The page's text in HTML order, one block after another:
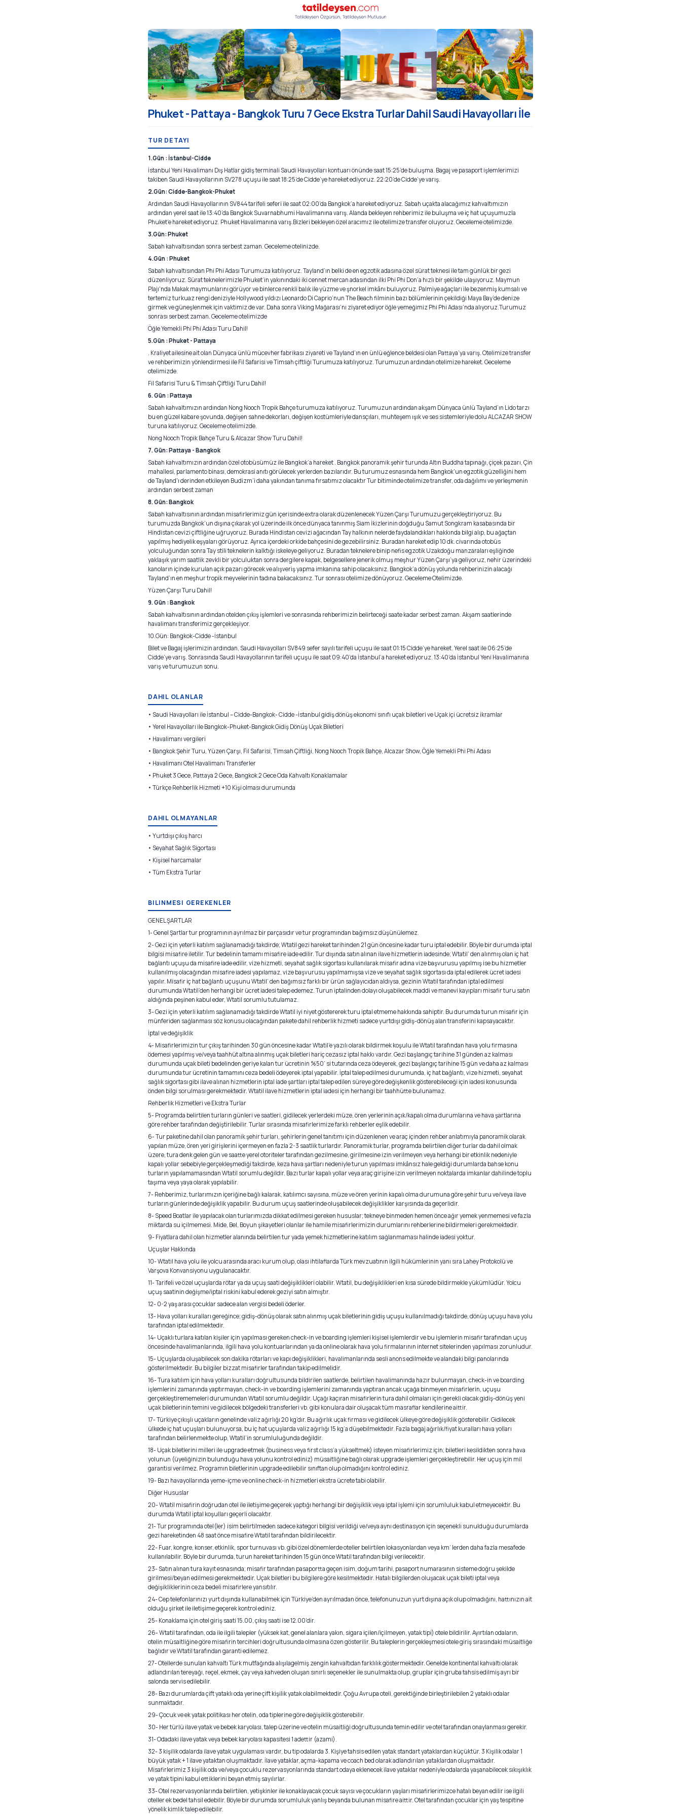
Phuket - Pattaya - Bangkok Turu 7 Gece Ekstra Turlar Dahil Saudi Havayolları İle
TUR DETAYI
1.Gün : İstanbul-Cidde
İstanbul Yeni Havalimanı Dış Hatlar gidiş terminali Saudi Havayolları kontuarı önünde saat 15:25’de buluşma. Bagaj ve pasaport işlemlerimizi
takiben Saudi Havayollarının SV278 uçuşu ile saat 18:25’de Cidde’ye hareket ediyoruz. 22:20’de Cidde’ye varış.
2.Gün: Cidde-Bangkok-Phuket
Ardından Saudi Havayollarının SV844 tarifeli seferi ile saat 02:00’da Bangkok’a hareket ediyoruz. Sabah uçakta alacağımız kahvaltımızın
ardından yerel saat ile 13:40’da Bangkok Suvarnabhumi Havalimanına varış. Alanda bekleyen rehberimiz ile buluşma ve iç hat uçuşumuzla
Phuket’e hareket ediyoruz. Phuket Havalimanına varış.Bizleri bekleyen özel aracımız ile otelimize transfer oluyoruz. Geceleme otelimizde.
3.Gün: Phuket
Sabah kahvaltısından sonra serbest zaman. Geceleme otelinizde.
4.Gün : Phuket
Sabah kahvaltısından Phi Phi Adası Turumuza katılıyoruz. Tayland’ın belki de en egzotik adasına özel sürat teknesi ile tam günlük bir gezi
düzenliyoruz. Sürat teknelerimizle Phuket’in yakınındaki iki cennet mercan adasından ilki Phi Phi Don’a hızlı bir şekilde ulaşıyoruz. Maymun
Plajı'nda Makak maymunlarını görüyor ve binlerce renkli balık ile yüzme ve şnorkel imkânı buluyoruz. Palmiye ağaçları ile bezenmiş kumsalı ve
tertemiz turkuaz rengi deniziyle Hollywood yıldızı Leonardo Di Caprio’nun The Beach filminin bazı bölümlerinin çekildiği Maya Bay’de denize
girmek ve güneşlenmek için vaktimiz de var. Daha sonra Viking Mağarası’nı ziyaret ediyor öğle yemeğimiz Phi Phi Adası’nda alıyoruz.Turumuz
sonrası serbest zaman. Geceleme otelimizde
Öğle Yemekli Phi Phi Adası Turu Dahil!
5.Gün : Phuket - Pattaya
. Kraliyet ailesine ait olan Dünyaca ünlü mücevher fabrikası ziyareti ve Tayland’ın en ünlü eğlence beldesi olan Pattaya’ya varış. Otelimize transfer
ve rehberimizin yönlendirmesi ile Fil Safarisi ve Timsah çiftliği Turumuza katılıyoruz. Turumuzun ardından otelimize hareket. Geceleme
otelimizde.
Fil Safarisi Turu & Timsah Çiftliği Turu Dahil!
6. Gün : Pattaya
Sabah kahvaltımızın ardından Nong Nooch Tropik Bahçe turumuza katılıyoruz. Turumuzun ardından akşam Dünyaca ünlü Tayland’ın Lido tarzı
bu en güzel kabare şovunda, değişen sahne dekorları, değişen kostümleriyle dansçıları, muhteşem ışık ve ses sistemleriyle dolu ALCAZAR SHOW
turuna katılıyoruz. Geceleme otelimizde.
Nong Nooch Tropik Bahçe Turu & Alcazar Show Turu Dahil!
7. Gün: Pattaya - Bangkok
Sabah kahvaltımızın ardından özel otobüsümüz ile Bangkok’a hareket . Bangkok panoramik şehir turunda Altın Buddha tapınağı, çiçek pazarı, Çin
mahallesi, parlamento binası, demokrasi anıtı görülecek yerlerden bazılarıdır. Bu turumuz esnasında hem Bangkok'un egzotik güzelliğini hem
de Tayland'ı derinden etkileyen Budizm’i daha yakından tanıma fırsatımız olacaktır Tur bitiminde otelimize transfer, oda dağılımı ve yerleşmenin
ardından serbest zaman
8. Gün: Bangkok
Sabah kahvaltısının ardından misafirlerimiz gün içerisinde extra olarak düzenlenecek Yüzen Çarşı Turumuzu gerçekleştiriyoruz. Bu
turumuzda Bangkok’un dışına çıkarak yol üzerinde ilk önce dünyaca tanınmış Siam İkizlerinin doğduğu Samut Songkram kasabasında bir
Hindistan cevizi çiftliğine uğruyoruz. Burada Hindistan cevizi ağacından Tay halkının nelerde faydalandıkları hakkında bilgi alıp, bu ağaçtan
yapılmış hediyelik eşyaları görüyoruz. Ayrıca içerdeki orkide bahçesini de gezebilirsiniz. Buradan hareket edip 10 dk. civarında otobüs
yolculuğundan sonra Tay stili teknelerin kalktığı iskeleye geliyoruz. Buradan teknelere binip nefis egzotik Uzakdoğu manzaraları eşliğinde
yaklaşık yarım saatlik zevkli bir yolculuktan sonra dergilere kapak, belgesellere jenerik olmuş meşhur Yüzen Çarşı’ya geliyoruz, nehir üzerindeki
kanoların içinde kurulan açık pazarı görecek ve alışveriş yapma imkanına sahip olacaksınız. Bangkok’a dönüş yolunda rehberinizin alacağı
Tayland’ın en meşhur tropik meyvelerinin tadına bakacaksınız. Tur sonrası otelimize dönüyoruz. Geceleme Otelimizde.
Yüzen Çarşı Turu Dahil!
9. Gün : Bangkok
Sabah kahvaltısının ardından otelden çıkış işlemleri ve sonrasında rehberimizin belirteceği saate kadar serbest zaman. Akşam saatlerinde
havalimanı transferimiz gerçekleşiyor.
10.Gün: Bangkok-Cidde -İstanbul
Bilet ve Bagaj işlerimizin ardından, Saudi Havayolları SV849 sefer sayılı tarifeli uçuşu ile saat 01:15 Cidde’ye hareket. Yerel saat ile 06:25’de
Cidde’ye varış. Sonrasında Saudi Havayollarının tarifeli uçuşu ile saat 09:40’da İstanbul’a hareket ediyoruz. 13:40’da İstanbul Yeni Havalimanına
varış ve turumuzun sonu.
DAHIL OLANLAR
• Saudi Havayolları ile İstanbul – Cidde-Bangkok- Cidde -İstanbul gidiş dönüş ekonomi sınıfı uçak biletleri ve Uçak içi ücretsiz ikramlar
• Yerel Havayolları ile Bangkok-Phuket-Bangkok Gidiş Dönüş Uçak Biletleri
• Havalimanı vergileri
• Bangkok Şehir Turu, Yüzen Çarşı, Fil Safarisi, Timsah Çiftliği, Nong Nooch Tropik Bahçe, Alcazar Show, Öğle Yemekli Phi Phi Adası
• Havalimanı Otel Havalimanı Transferler
• Phuket 3 Gece, Pattaya 2 Gece, Bangkok 2 Gece Oda Kahvaltı Konaklamalar
• Türkçe Rehberlik Hizmeti +10 Kişi olması durumunda
DAHIL OLMAYANLAR
• Yurtdışı çıkış harcı
• Seyahat Sağlık Sigortası
• Kişisel harcamalar
• Tüm Ekstra Turlar
BILINMESI GEREKENLER
GENEL ŞARTLAR
1- Genel Şartlar tur programının ayrılmaz bir parçasıdır ve tur programından bağımsız düşünülemez.
2- Gezi için yeterli katılım sağlanamadığı takdirde; Wtatil gezi hareket tarihinden 21 gün öncesine kadar turu iptal edebilir. Böyle bir durumda iptal
bilgisi misafire iletilir. Tur bedelinin tamamı misafire iade edilir. Tur dışında satın alınan ilave hizmetlerin iadesinde; Wtatil’ den alınmış olan iç hat
bağlantı uçuşu da misafire iade edilir, vize hizmeti, seyahat sağlık sigortası kullanılarak misafir adına vize başvurusu yapılmış ise bu hizmetler
kullanılmış olacağından misafire iadesi yapılamaz, vize başvurusu yapılmamışsa vize ve seyahat sağlık sigortası da iptal edilerek ücret iadesi
yapılır. Misafir iç hat bağlantı uçuşunu Wtatil’ den bağımsız farklı bir ürün sağlayıcıdan aldıysa, gezinin Wtatil tarafından iptal edilmesi
durumunda Wtatil’den herhangi bir ücret iadesi talep edemez. Turun iptalinden dolayı oluşabilecek maddi ve manevi kayıpları misafir turu satın
aldığında peşinen kabul eder, Wtatil sorumlu tutulamaz.
3- Gezi için yeterli katılım sağlanamadığı takdirde Wtatil iyi niyet göstererek turu iptal etmeme hakkında sahiptir. Bu durumda turun misafir için
münferiden sağlanması söz konusu olacağından pakete dahil rehberlik hizmeti sadece yurtdışı gidiş-dönüş alan transferini kapsayacaktır.
İptal ve değişiklik
4- Misafirlerimizin tur çıkış tarihinden 30 gün öncesine kadar Wtatil’e yazılı olarak bildirmek koşulu ile Wtatil tarafından hava yolu firmasına
ödemesi yapılmış ve/veya taahhüt altına alınmış uçak biletleri hariç cezasız iptal hakkı vardır. Gezi başlangıç tarihine 31 günden az kalması
durumunda uçak bileti bedelinden geriye kalan tur ücretinin %50’ si tutarında ceza ödeyerek, gezi başlangıç tarihine 15 gün ve daha az kalması
durumunda tur ücretinin tamamını ceza bedeli ödeyerek iptal yapabilir. İptal talep edilmesi durumunda, iç hat bağlantı, vize hizmeti, seyahat
sağlık sigortası gibi ilave alınan hizmetlerin iptal iade şartları iptal talep edilen süreye göre değişkenlik gösterebileceği için iadesi konusunda
önden bilgi sorulması gerekmektedir. Wtatil ilave hizmetlerin iptal iadesi için herhangi bir taahhütte bulunamaz.
Rehberlik Hizmetleri ve Ekstra Turlar
5- Programda belirtilen turların günleri ve saatleri, gidilecek yerlerdeki müze, ören yerlerinin açık/kapalı olma durumlarına ve hava şartlarına
göre rehber tarafından değiştirilebilir. Turlar sırasında misafirlerimize farklı rehberler eşlik edebilir.
6- Tur paketine dahil olan panoramik şehir turları, şehirlerin genel tanıtımı için düzenlenen ve araç içinden rehber anlatımıyla panoramik olarak
yapılan müze, ören yeri girişlerini içermeyen en fazla 2-3 saatlik turlardır. Panoramik turlar, programda belirtilen diğer turlar da dahil olmak
üzere, tura denk gelen gün ve saatte yerel otoriteler tarafından gezilmesine, girilmesine izin verilmeyen veya herhangi bir etkinlik nedeniyle
kapalı yollar sebebiyle gerçekleşmediği takdirde, keza hava şartları nedeniyle turun yapılması imkânsız hale geldiği durumlarda bahse konu
turların yapılamamasından Wtatil sorumlu değildir. Bazı turlar kapalı yollar veya araç girişine izin verilmeyen noktalarda imkanlar dahilinde toplu
taşıma veya yaya olarak yapılabilir.
7- Rehberimiz, turlarımızın içeriğine bağlı kalarak, katılımcı sayısına, müze ve ören yerinin kapalı olma durumuna göre şehir turu ve/veya ilave
turların günlerinde değişiklik yapabilir. Bu durum uçuş saatlerinde oluşabilecek değişiklikler karşısında da geçerlidir.
8- Speed Boatlar ile yapılacak olan turlarımızda dikkat edilmesi gereken hususlar; tekneye binmeden hemen önce ağır yemek yenmemesi ve fazla
miktarda su içilmemesi. Mide, Bel, Boyun şikayetleri olanlar ile hamile misafirlerimizin durumlarını rehberlerine bildirmeleri gerekmektedir.
9- Fiyatlara dahil olan hizmetler alanında belirtilen tur yada yemek hizmetlerine katılım sağlanmaması halinde iadesi yoktur.
Uçuşlar Hakkında
10- Wtatil hava yolu ile yolcu arasında aracı kurum olup, olası ihtilaflarda Türk mevzuatının ilgili hükümlerinin yanı sıra Lahey Protokolü ve
Varşova Konvansiyonu uygulanacaktır.
11- Tarifeli ve özel uçuşlarda rötar ya da uçuş saati değişiklikleri olabilir. Wtatil, bu değişiklikleri en kısa sürede bildirmekle yükümlüdür. Yolcu
uçuş saatinin değişme/iptal riskini kabul ederek geziyi satın almıştır.
12- 0-2 yaş arası çocuklar sadece alan vergisi bedeli öderler.
13- Hava yolları kuralları gereğince; gidiş-dönüş olarak satın alınmış uçak biletlerinin gidiş uçuşu kullanılmadığı takdirde, dönüş uçuşu hava yolu
tarafından iptal edilmektedir.
14- Uçaklı turlara katılan kişiler için yapılması gereken check-in ve boarding işlemleri kişisel işlemlerdir ve bu işlemlerin misafir tarafından uçuş
öncesinde havalimanlarında, ilgili hava yolu kontuarlarından ya da online olarak hava yolu firmalarının internet sitelerinden yapılması zorunludur.
15- Uçuşlarda oluşabilecek son dakika rötarları ve kapı değişiklikleri, havalimanlarında sesli anons edilmekte ve alandaki bilgi panolarında
gösterilmektedir. Bu bilgiler bizzat misafirler tarafından takip edilmelidir.
16- Tura katılım için hava yolları kuralları doğrultusunda bildirilen saatlerde, belirtilen havalimanında hazır bulunmayan, check-in ve boarding
işlemlerini zamanında yaptırmayan, check-in ve boarding işlemlerini zamanında yaptıran ancak uçağa binmeyen misafirlerin, uçuşu
gerçekleştirememeleri durumundan Wtatil sorumlu değildir. Uçağı kaçıran misafirlerin tura dahil olmaları için gerekli olacak gidiş-dönüş yeni
uçak biletlerinin temini ve gidilecek bölgedeki transferleri vb. gibi konulara dair oluşacak tüm masraflar kendilerine aittir.
17- Türkiye çıkışlı uçakların genelinde valiz ağırlığı 20 kg’dır. Bu ağırlık uçak firması ve gidilecek ülkeye göre değişiklik gösterebilir. Gidilecek
ülkede iç hat uçuşları bulunuyorsa, bu iç hat uçuşlarda valiz ağırlığı 15 kg’a düşebilmektedir. Fazla bagaj ağırlık/fiyat kuralları hava yolları
tarafından belirlenmekte olup, Wtatil’in sorumluluğunda değildir.
18- Uçak biletlerini milleri ile upgrade etmek (business veya first class’a yükseltmek) isteyen misafirlerimiz için; biletleri kesildikten sonra hava
yolunun (üyeliğinizin bulunduğu hava yolunu kontrol ediniz) müsaitliğine bağlı olarak upgrade işlemleri gerçekleştirebilir. Her uçuş için mil
garantisi verilmez. Programın biletlerinin upgrade edilebilir sınıftan olup olmadığını kontrol ediniz.
19- Bazı havayollarında yeme-içme ve online check-in hizmetleri ekstra ücrete tabi olabilir.
Diğer Hususlar
20- Wtatil misafirin doğrudan otel ile iletişime geçerek yaptığı herhangi bir değişiklik veya iptal işlemi için sorumluluk kabul etmeyecektir. Bu
durumda Wtatil iptal koşulları geçerli olacaktır.
21- Tur programında otel(ler) isim belirtilmeden sadece kategori bilgisi verildiği ve/veya aynı destinasyon için seçenekli sunulduğu durumlarda
gezi hareketinden 48 saat önce misafire Wtatil tarafından bildirilecektir.
22- Fuar, kongre, konser, etkinlik, spor turnuvası vb. gibi özel dönemlerde oteller belirtilen lokasyonlardan veya km’ lerden daha fazla mesafede
kullanılabilir. Böyle bir durumda, turun hareket tarihinden 15 gün önce Wtatil tarafından bilgi verilecektir.
23- Satın alınan tura kayıt esnasında; misafir tarafından pasaportta geçen isim, doğum tarihi, pasaport numarasının sisteme doğru şekilde
girilmesi/beyan edilmesi gerekmektedir. Uçak biletleri bu bilgilere göre kesilmektedir. Hatalı bilgilerden oluşacak uçak bileti iptal veya
değişikliklerinin ceza bedeli misafirlere yansıtılır.
24- Cep telefonlarınızı yurt dışında kullanabilmek için Türkiye’den ayrılmadan önce, telefonunuzun yurt dışına açık olup olmadığını, hattınızın ait
olduğu şirket ile iletişime geçerek kontrol ediniz.
25- Konaklama için otel giriş saati 15.00, çıkış saati ise 12.00’dir.
26- Wtatil tarafından, oda ile ilgili talepler (yüksek kat, genel alanlara yakın, sigara içilen/içilmeyen, yatak tipi) otele bildirilir. Ayırtılan odaların,
otelin müsaitliğine göre misafirin tercihleri doğrultusunda olmasına özen gösterilir. Bu taleplerin gerçekleşmesi otele giriş sırasındaki müsaitliğe
bağlıdır ve Wtatil tarafından garanti edilemez.
27- Otellerde sunulan kahvaltı Türk mutfağında alışılagelmiş zengin kahvaltıdan farklılık göstermektedir. Genelde kontinental kahvaltı olarak
adlandırılan tereyağı, reçel, ekmek, çay veya kahveden oluşan sınırlı seçenekler ile sunulmakta olup, gruplar için gruba tahsis edilmiş ayrı bir
salonda servis edilebilir.
28- Bazı durumlarda çift yataklı oda yerine çift kişilik yatak olabilmektedir. Çoğu Avrupa oteli, gerektiğinde birleştirilebilen 2 yataklı odalar
sunmaktadır.
29- Çocuk ve ek yatak politikası her otelin, oda tiplerine göre değişiklik gösterebilir.
30- Her türlü ilave yatak ve bebek karyolası, talep üzerine ve otelin müsaitliği doğrultusunda temin edilir ve otel tarafından onaylanması gerekir.
31- Odadaki ilave yatak veya bebek karyolası kapasitesi 1 adettir (azami).
32- 3 kişilik odalarda ilave yatak uygulaması vardır, bu tip odalarda 3. Kişiye tahsis edilen yatak standart yataklardan küçüktür. 3 Kişilik odalar 1
büyük yatak + 1 ilave yataktan oluşmaktadır. İlave yataklar, açma-kapama ve coach bed olarak adlandırılan yataklardan oluşmaktadır.
Misafirlerimiz 3 kişilik oda ve/veya çocuklu rezervasyonlarında standart odaya eklenecek ilave yataklar nedeniyle odalarda yaşanabilecek sıkışıklık
ve yatak tipini kabul ettiklerini beyan etmiş sayılırlar.
33- Otel rezervasyonlarında belirtilen, yetişkinler ile konaklayacak çocuk sayısı ve çocukların yaşları misafirlerimizce hatalı beyan edilir ise ilgili
oteller ek bedel tahsil edebilir. Böyle bir durumda sorumluluk yanlış beyanda bulunan misafire aittir. Otel tarafından çocuklar için yaş tespitine
yönelik kimlik talep edilebilir.